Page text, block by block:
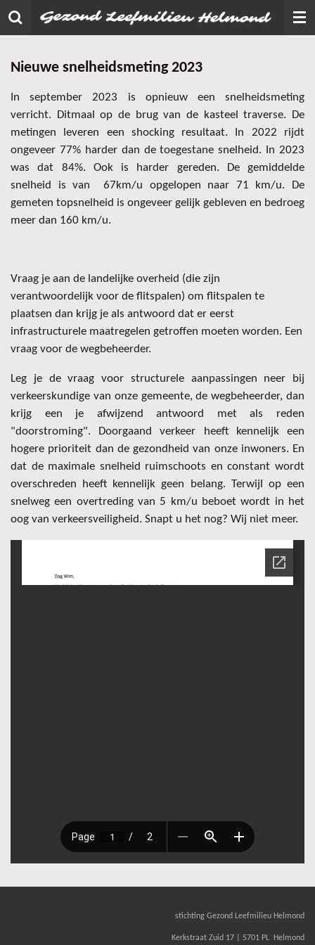
Ga
direct
de
Nieuwe snelheidsmeting 2023
In september 2023 is opnieuw een snelheidsmeting
verricht. Ditmaal op de brug van de kasteel traverse. De
metingen leveren een shocking resultaat. In 2022 rijdt
ongeveer 77% harder dan de toegestane snelheid. In 2023
was dat 84%. Ook is harder gereden. De gemiddelde
snelheid is van 67km/u opgelopen naar 71 km/u. De
gemeten topsnelheid is ongeveer gelijk gebleven en bedroeg
meer dan 160 km/u.
Vraag je aan de landelijke overheid (die zijn
verantwoordelijk voor de flitspalen) om flitspalen te
plaatsen dan krijg je als antwoord dat er eerst
infrastructurele maatregelen getroffen moeten worden. Een
vraag voor de wegbeheerder.
Leg je de vraag voor structurele aanpassingen neer bij
verkeerskundige van onze gemeente, de wegbeheerder, dan
krijg een je afwijzend antwoord met als reden
"doorstroming". Doorgaand verkeer heeft kennelijk een
hogere prioriteit dan de gezondheid van onze inwoners. En
dat de maximale snelheid ruimschoots en constant wordt
overschreden heeft kennelijk geen belang. Terwijl op een
snelweg een overtreding van 5 km/u beboet wordt in het
oog van verkeersveiligheid. Snapt u het nog? Wij niet meer.
stichting Gezond Leefmilieu Helmond
Kerkstraat Zuid 17 | 5701 PL Helmond